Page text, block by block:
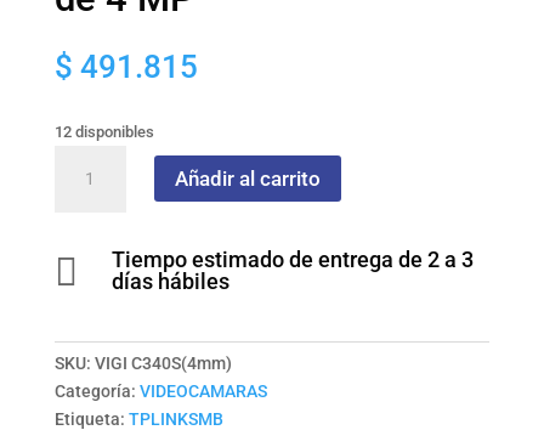
$ 491.815
12 disponibles
visión
nocturna
para
Añadir al carrito

Tiempo estimado de entrega de 2 a 3
días hábiles
SKU: VIGI C340S(4mm)
Categoría: VIDEOCAMARAS
Etiqueta: TPLINKSMB